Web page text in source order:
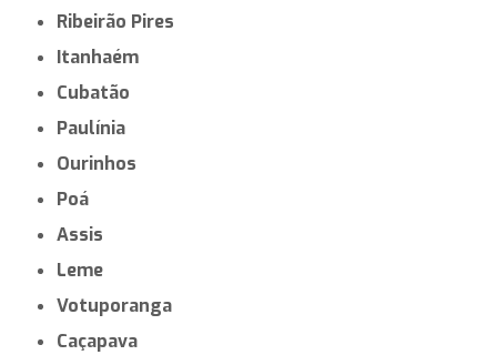
Ribeirão Pires
Itanhaém
Cubatão
Paulínia
Ourinhos
Poá
Assis
Leme
Votuporanga
Caçapava